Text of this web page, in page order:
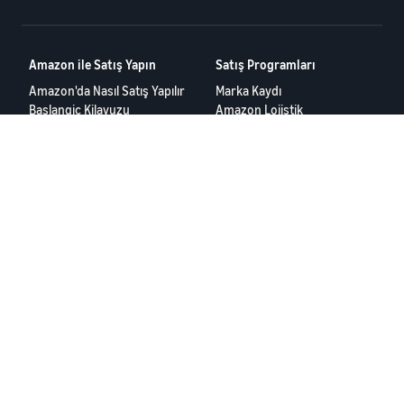
Amazon ile Satış Yapın
Amazon'da Nasıl Satış Yapılır
Baslangic Kilavuzu
Satış Programları
Marka Kaydı
Amazon Lojistik